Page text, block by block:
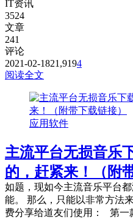
IT资讯
3524
文章
241
评论
2021-02-1821,9194
阅读全文
应用软件
主流平台无损音乐
的，赶紧来！（附
如题，现如今主流音乐平台
能。 那么，只能以非常方法
费分享给道友们使用： 第